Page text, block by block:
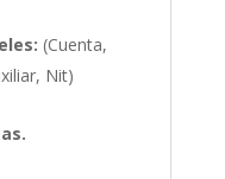
(Cuenta,
Nit)